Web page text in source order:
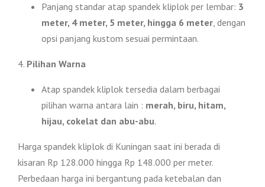
Panjang standar atap spandek kliplok per lembar: 3
meter, 4 meter, 5 meter, hingga 6 meter, dengan
opsi panjang kustom sesuai permintaan.
4. Pilihan Warna
Atap spandek kliplok tersedia dalam berbagai
pilihan warna antara lain : merah, biru, hitam,
hijau, cokelat dan abu-abu.
Harga spandek kliplok di Kuningan saat ini berada di
kisaran Rp 128.000 hingga Rp 148.000 per meter.
Perbedaan harga ini bergantung pada ketebalan dan